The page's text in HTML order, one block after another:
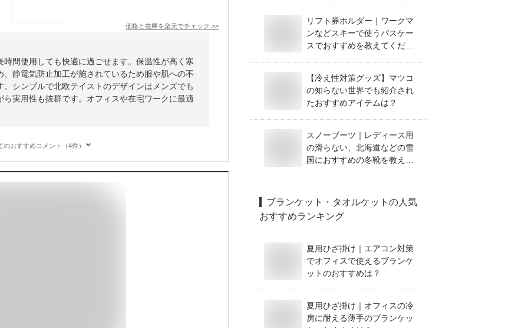
価格と在庫を楽天でチェック >>
間使用しても快適に過ごせます。保温性が高く寒
静電気防止加工が施されているため服や肌への不
シンプルで北欧テイストのデザインはメンズでも
実用性も抜群です。オフィスや在宅ワークに最適
のおすすめコメント（4件）
リフト券ホルダー｜ワークマ
ンなどスキーで使うパスケー
スでおすすめを教えてくださ
【冷え性対策グッズ】マツコ
の知らない世界でも紹介され
たおすすめアイテムは？
スノーブーツ｜レディース用
の滑らない、北海道などの雪
国におすすめの冬靴を教えて
ブランケット・タオルケット の人気
おすすめランキング
夏用ひざ掛け｜エアコン対策
でオフィスで使えるブランケ
ットのおすすめは？
夏用ひざ掛け｜オフィスの冷
房に耐える薄手のブランケッ